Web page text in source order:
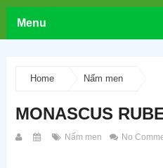
Menu
Home Nấm men
MONASCUS
Nấm men No